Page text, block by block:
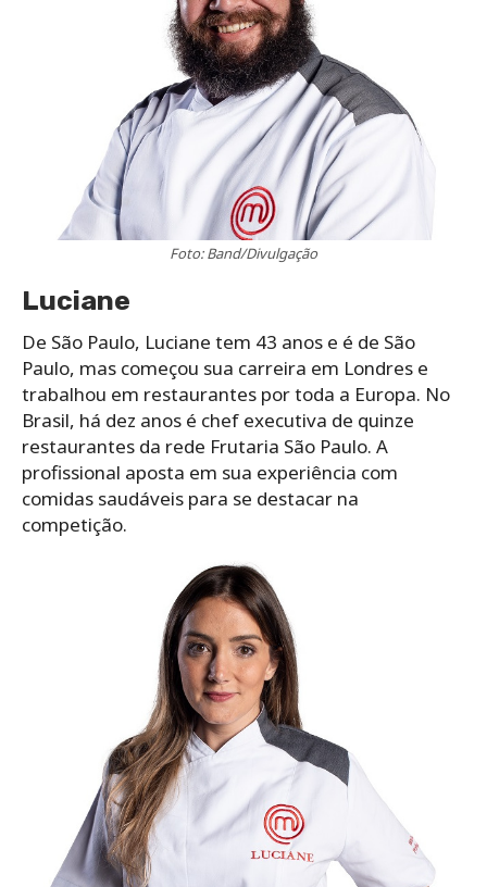
Foto: Band/Divulgação
Luciane
De São Paulo, Luciane tem 43 anos e é de São
Paulo, mas começou sua carreira em Londres e
trabalhou em restaurantes por toda a Europa. No
Brasil, há dez anos é chef executiva de quinze
restaurantes da rede Frutaria São Paulo. A
profissional aposta em sua experiência com
comidas saudáveis para se destacar na
competição.